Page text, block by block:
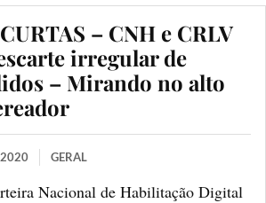
– CNH e CRLV
irregular de
– Mirando no alto
GERAL
Nacional de Habilitação Digital